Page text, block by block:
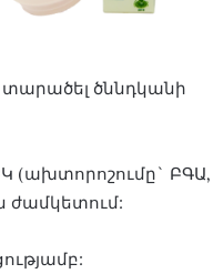
ծննդկանի
ԲԿ (ախտորոշումը` ԲԳԱ,
ժամկետում: